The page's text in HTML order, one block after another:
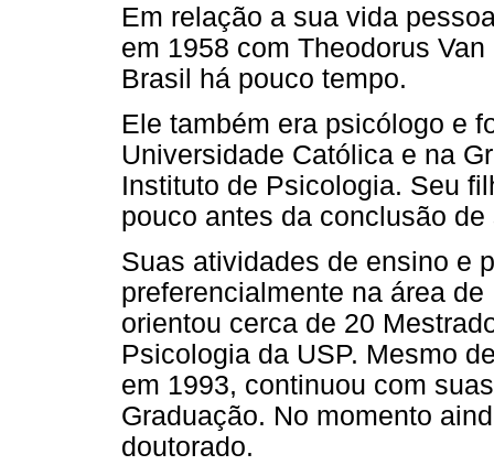
Em relação a sua vida
em 1958 com Theodorus
Brasil há pouco tempo.
Ele também era psicólogo e
Universidade Católica e na
Instituto de Psicologia. Seu
pouco antes da conclusão
Suas atividades de ensino e
preferencialmente na área
orientou cerca de 20
Psicologia da USP. Mesmo
em 1993, continuou com
Graduação. No momento
doutorado.